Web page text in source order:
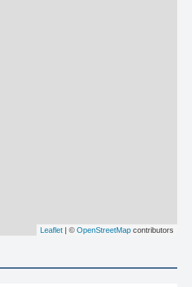
Leaflet | © OpenStreetMap contributors